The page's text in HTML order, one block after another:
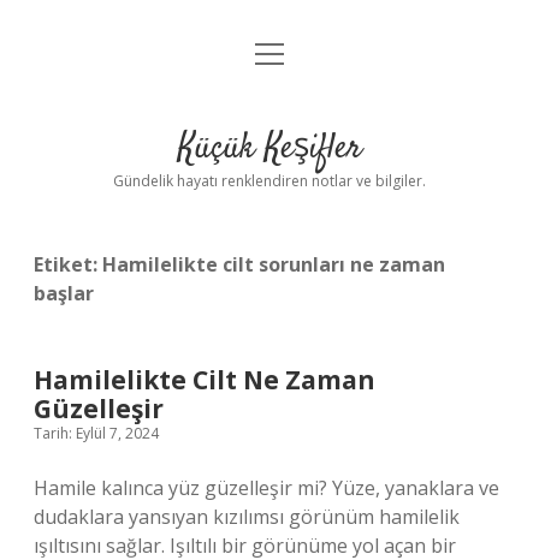
Anasayfa
Yasal Uyarı
menüyü
Küçük Keşifler
Gündelik hayatı renklendiren notlar ve bilgiler.
Etiket: Hamilelikte cilt sorunları ne zaman
başlar
Hamilelikte Cilt Ne Zaman
Güzelleşir
Tarih: Eylül 7, 2024
Hamile kalınca yüz güzelleşir mi? Yüze, yanaklara ve
dudaklara yansıyan kızılımsı görünüm hamilelik
ışıltısını sağlar. Işıltılı bir görünüme yol açan bir